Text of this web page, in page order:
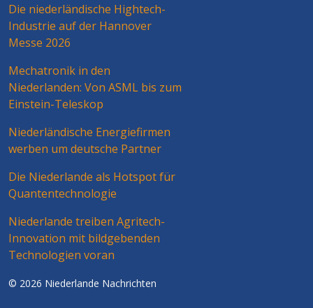
Die niederländische Hightech-
Industrie auf der Hannover
Messe 2026
Mechatronik in den
Niederlanden: Von ASML bis zum
Einstein-Teleskop
Niederländische Energiefirmen
werben um deutsche Partner
Die Niederlande als Hotspot für
Quantentechnologie
Niederlande treiben Agritech-
Innovation mit bildgebenden
Technologien voran
© 2026 Niederlande Nachrichten